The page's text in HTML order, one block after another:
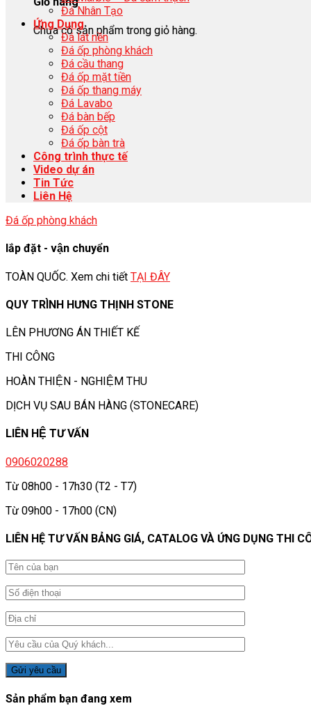
Chưa có sản phẩm trong giỏ hàng.
Đá Nhân Tạo
Ứng Dụng
Đá lát nền
Đá ốp phòng khách
Đá cầu thang
Đá ốp mặt tiền
Đá ốp thang máy
Đá Lavabo
Đá bàn bếp
Đá ốp cột
Đá ốp bàn trà
Công trình thực tế
Video dự án
Tin Tức
Liên Hệ
Đá ốp phòng khách
lắp đặt - vận chuyển
TOÀN QUỐC. Xem chi tiết TẠI ĐÂY
QUY TRÌNH HƯNG THỊNH STONE
LÊN PHƯƠNG ÁN THIẾT KẾ
THI CÔNG
HOÀN THIỆN - NGHIỆM THU
DỊCH VỤ SAU BÁN HÀNG (STONECARE)
LIÊN HỆ TƯ VẤN
0906020288
Từ 08h00 - 17h30 (T2 - T7)
Từ 09h00 - 17h00 (CN)
LIÊN HỆ TƯ VẤN BẢNG GIÁ, CATALOG VÀ ỨNG DỤNG THI
Sản phẩm bạn đang xem